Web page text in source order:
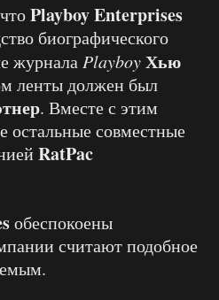
Playboy Enterprises
биографического
журнала PlayboyХью
ленты должен был
. Вместе с этим
остальные совместные
RatPac
обеспокоены
считают подобное